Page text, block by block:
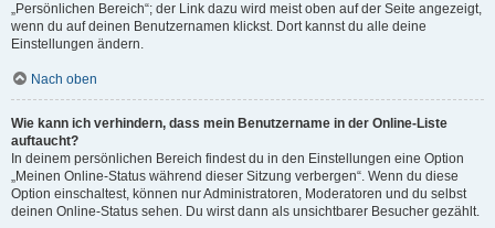
„Persönlichen Bereich“; der Link dazu wird meist oben auf der Seite angezeigt,
wenn du auf deinen Benutzernamen klickst. Dort kannst du alle deine
Einstellungen ändern.
Nach oben
Wie kann ich verhindern, dass mein Benutzername in der Online-Liste
auftaucht?
In deinem persönlichen Bereich findest du in den Einstellungen eine Option
„Meinen Online-Status während dieser Sitzung verbergen“. Wenn du diese
Option einschaltest, können nur Administratoren, Moderatoren und du selbst
deinen Online-Status sehen. Du wirst dann als unsichtbarer Besucher gezählt.